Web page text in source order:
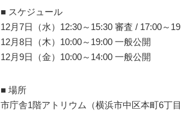
■ スケジュール
12月7日（水）12:30～15:30 審査 / 17:00～
12月8日（木）10:00～19:00 一般公開
12月9日（金）10:00～14:00 一般公開
■ 場所
市庁舎1階アトリウム（横浜市中区本町6丁